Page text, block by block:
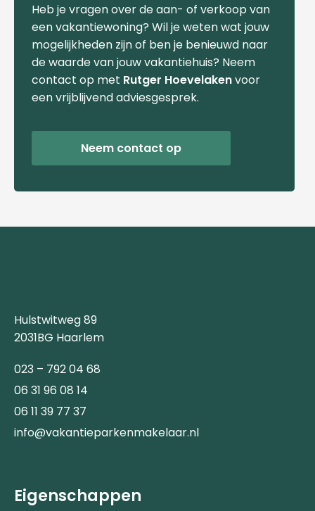
Heb je vragen over de aan- of verkoop van
een vakantiewoning? Wil je weten wat jouw
mogelijkheden zijn of ben je benieuwd naar
de waarde van jouw vakantiehuis? Neem
contact op met Rutger Hoevelakenvoor
een vrijblijvend adviesgesprek.
Neem contact op
Hulstwitweg 89
2031BG Haarlem
023 – 792 04 68
06 31 96 08 14
06 11 39 77 37
info@vakantieparkenmakelaar.nl
Eigenschappen